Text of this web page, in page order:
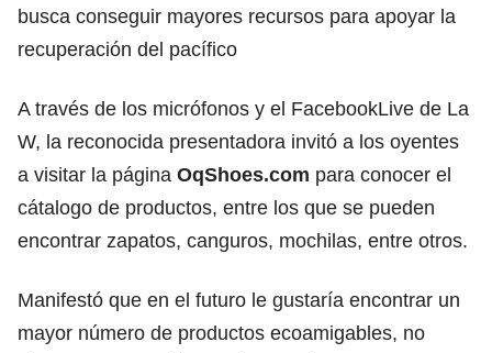
busca conseguir mayores recursos para apoyar la
recuperación del pacífico
A través de los micrófonos y el FacebookLive de La
W, la reconocida presentadora invitó a los oyentes
a visitar la página OqShoes.com para conocer el
cátalogo de productos, entre los que se pueden
encontrar zapatos, canguros, mochilas, entre otros.
Manifestó que en el futuro le gustaría encontrar un
mayor número de productos ecoamigables, no